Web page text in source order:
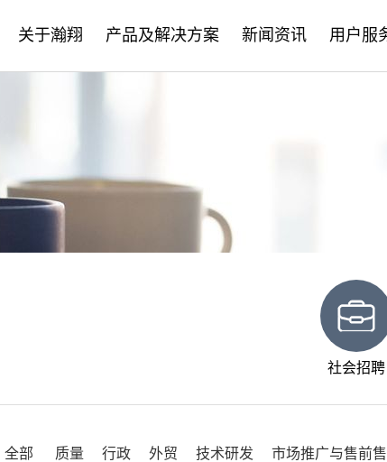
关于瀚翔 产品及解决方案 新闻资讯 用户服
社会招聘
全部 质量 行政 外贸 技术研发 市场推广与售前